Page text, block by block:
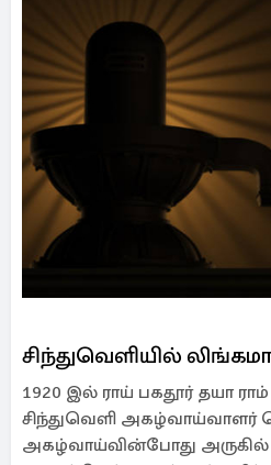
சிந்துவெளியில்
1920 இல் ராய் பகதூர் தயா
சிந்துவெளி
அகழ்வாய்வின்போது